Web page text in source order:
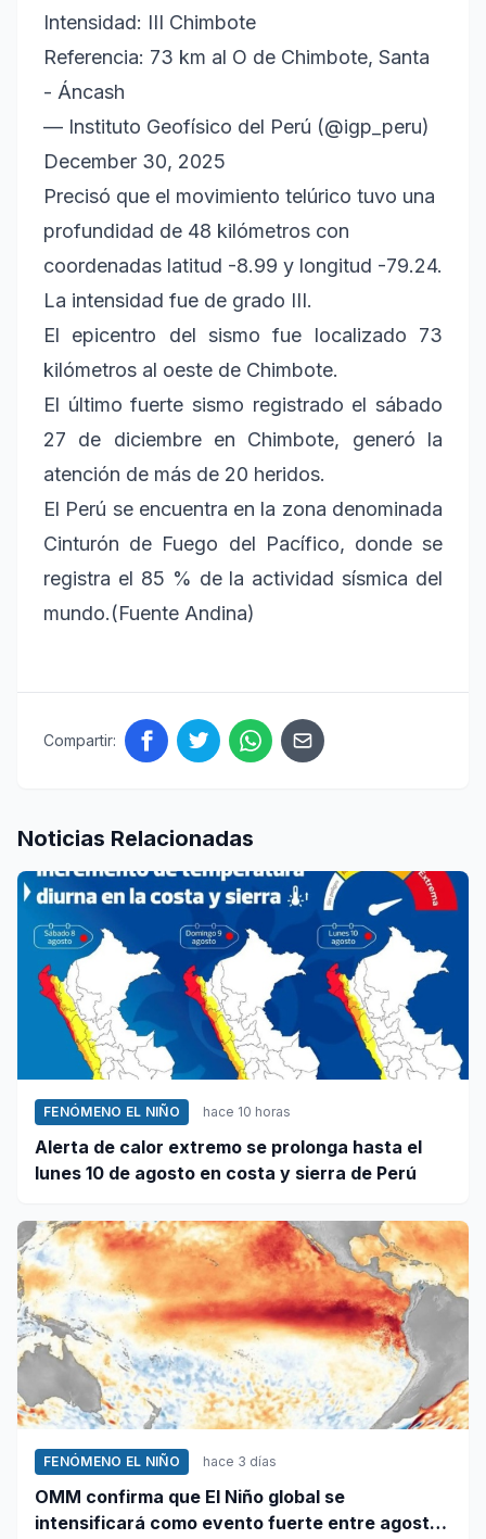
Intensidad: III Chimbote
Referencia: 73 km al O de Chimbote, Santa
- Áncash
— Instituto Geofísico del Perú (@igp_peru)
December 30, 2025
Precisó que el movimiento telúrico tuvo una
profundidad de 48 kilómetros con
coordenadas latitud -8.99 y longitud -79.24.
La intensidad fue de grado III.
El epicentro del sismo fue localizado 73
kilómetros al oeste de Chimbote.
El último fuerte sismo registrado el sábado
27 de diciembre en Chimbote, generó la
atención de más de 20 heridos.
El Perú se encuentra en la zona denominada
Cinturón de Fuego del Pacífico, donde se
registra el 85 % de la actividad sísmica del
mundo.(Fuente Andina)
Compartir:
Noticias Relacionadas
FENÓMENO EL NIÑO hace 10 horas
Alerta de calor extremo se prolonga hasta el
lunes 10 de agosto en costa y sierra de Perú
FENÓMENO EL NIÑO hace 3 días
OMM confirma que El Niño global se
intensificará como evento fuerte entre agosto